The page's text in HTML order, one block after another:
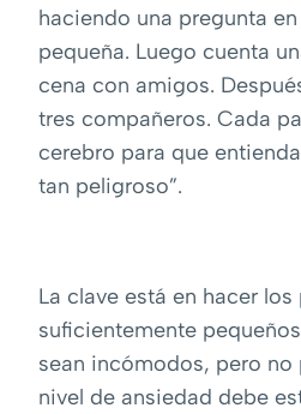
haciendo una pregunta
pequeña. Luego cuenta
cena con amigos.
tres compañeros. Cada
cerebro para que
tan peligroso”.
La clave está en hacer los
suficientemente
sean incómodos, pero no
nivel de ansiedad debe